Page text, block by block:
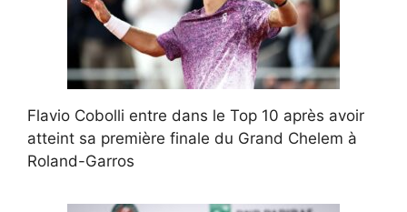
Flavio Cobolli entre dans le Top 10 après avoir
atteint sa première finale du Grand Chelem à
Roland-Garros